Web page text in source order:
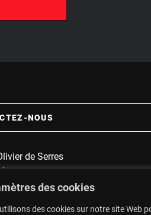
des cookies
des cookies sur notre site Web
n
NOUS
de Serres